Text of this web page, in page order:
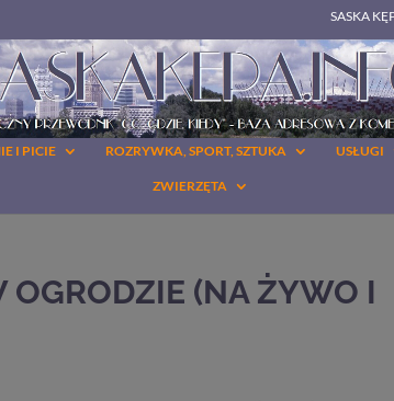
SASKA
I PICIE ROZRYWKA, SPORT, SZTUKA USŁUGI
ZWIERZĘTA
(NA ŻYWO I